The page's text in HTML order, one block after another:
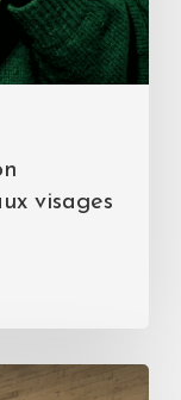
visages